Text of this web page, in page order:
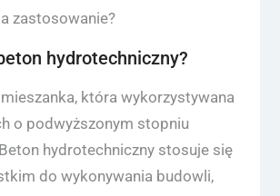
zastosowanie?
hydrotechniczny?
która wykorzystywana
o podwyższonym stopniu
hydrotechniczny stosuje się
do wykonywania budowli,